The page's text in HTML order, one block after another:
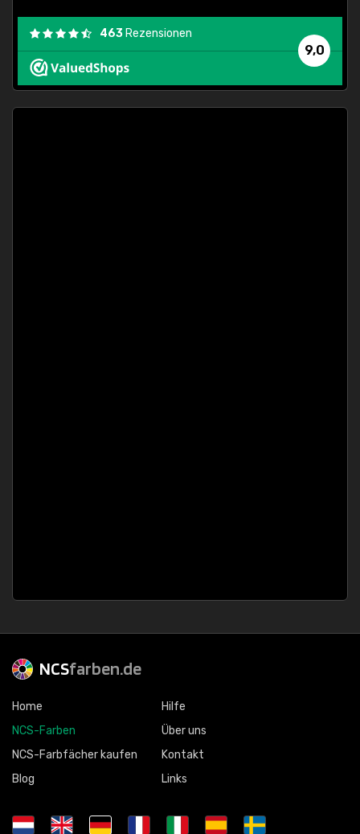
9,0
463 Rezensionen
NCSfarben.de
Home
NCS-Farben
NCS-Farbfächer kaufen
Blog
Hilfe
Über uns
Kontakt
Links